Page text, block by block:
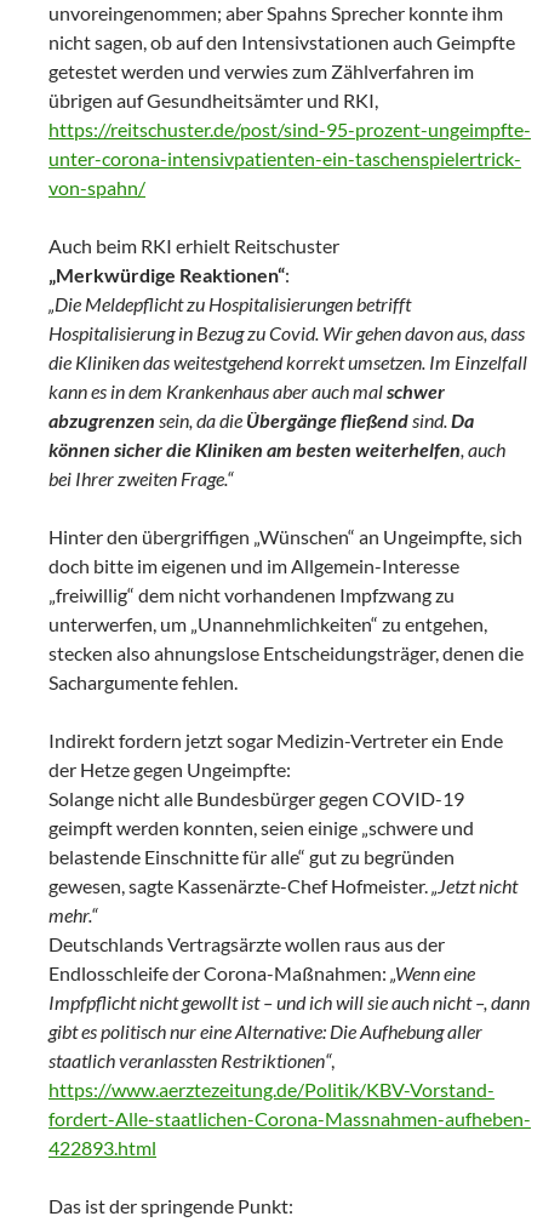
unvoreingenommen; aber Spahns Sprecher konnte ihm
nicht sagen, ob auf den Intensivstationen auch Geimpfte
getestet werden und verwies zum Zählverfahren im
übrigen auf Gesundheitsämter und RKI,
https://reitschuster.de/post/sind-95-prozent-ungeimpfte-
unter-corona-intensivpatienten-ein-taschenspielertrick-
von-spahn/
Auch beim RKI erhielt Reitschuster
„Merkwürdige Reaktionen“:
„Die Meldepflicht zu Hospitalisierungen betrifft
Hospitalisierung in Bezug zu Covid. Wir gehen davon aus, dass
die Kliniken das weitestgehend korrekt umsetzen. Im Einzelfall
kann es in dem Krankenhaus aber auch malschwer
abzugrenzen sein, da die Übergänge fließendsind.Da
können sicher die Kliniken am besten weiterhelfen, auch
bei Ihrer zweiten Frage.“
Hinter den übergriffigen „Wünschen“ an Ungeimpfte, sich
doch bitte im eigenen und im Allgemein-Interesse
„freiwillig“ dem nicht vorhandenen Impfzwang zu
unterwerfen, um „Unannehmlichkeiten“ zu entgehen,
stecken also ahnungslose Entscheidungsträger, denen die
Sachargumente fehlen.
Indirekt fordern jetzt sogar Medizin-Vertreter ein Ende
der Hetze gegen Ungeimpfte:
Solange nicht alle Bundesbürger gegen COVID-19
geimpft werden konnten, seien einige „schwere und
belastende Einschnitte für alle“ gut zu begründen
gewesen, sagte Kassenärzte-Chef Hofmeister.„Jetzt nicht
mehr.“
Deutschlands Vertragsärzte wollen raus aus der
Endlosschleife der Corona-Maßnahmen: „Wenn eine
Impfpflicht nicht gewollt ist – und ich will sie auch nicht –, dann
gibt es politisch nur eine Alternative: Die Aufhebung aller
staatlich veranlassten Restriktionen“,
https://www.aerztezeitung.de/Politik/KBV-Vorstand-
fordert-Alle-staatlichen-Corona-Massnahmen-aufheben-
422893.html
Das ist der springende Punkt: